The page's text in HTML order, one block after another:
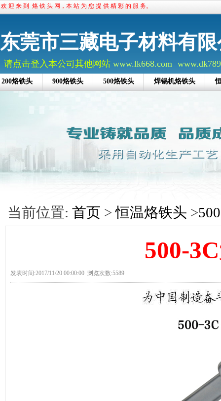
东莞市三藏电子材料有
欢 迎 来 到 烙 铁 头 网，本 站 为 您 提 供 精 彩 的 服 务。
请点击登入本公司其他网站 www.lk668.com
200烙铁头 900烙铁头 500烙铁头 焊锡机烙铁头
当前位置: 首页 >恒温烙铁头 >
500-
发表时间:2017/11/20 00:00:00 浏览次数:5589